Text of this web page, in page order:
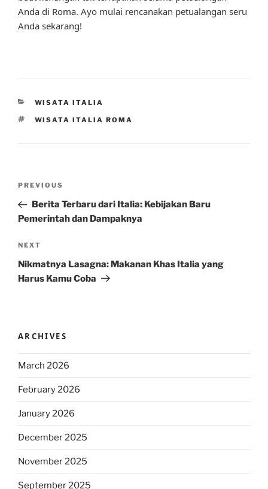
Anda di Roma. Ayo mulai rencanakan petualangan seru
Anda sekarang!
CATEGORIES
WISATA ITALIA
TAGS
WISATA ITALIA ROMA
Previous
Post
PREVIOUS
Berita Terbaru dari Italia: Kebijakan Baru
Pemerintah dan Dampaknya
Next
Post
NEXT
Nikmatnya Lasagna: Makanan Khas Italia yang
Harus Kamu Coba
ARCHIVES
March 2026
February 2026
January 2026
December 2025
November 2025
September 2025